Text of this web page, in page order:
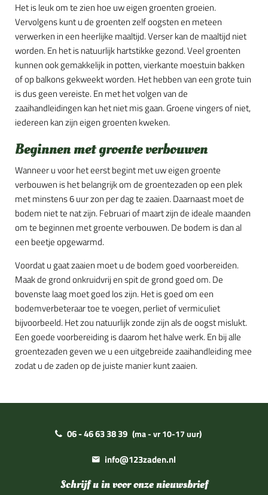
Het is leuk om te zien hoe uw eigen groenten groeien.
Vervolgens kunt u de groenten zelf oogsten en meteen
verwerken in een heerlijke maaltijd. Verser kan de maaltijd niet
worden. En het is natuurlijk hartstikke gezond. Veel groenten
kunnen ook gemakkelijk in potten, vierkante moestuin bakken
of op balkons gekweekt worden. Het hebben van een grote tuin
is dus geen vereiste. En met het volgen van de
zaaihandleidingen kan het niet mis gaan. Groene vingers of niet,
iedereen kan zijn eigen groenten kweken.
Beginnen met groente verbouwen
Wanneer u voor het eerst begint met uw eigen groente
verbouwen is het belangrijk om de groentezaden op een plek
met minstens 6 uur zon per dag te zaaien. Daarnaast moet de
bodem niet te nat zijn. Februari of maart zijn de ideale maanden
om te beginnen met groente verbouwen. De bodem is dan al
een beetje opgewarmd.
Voordat u gaat zaaien moet u de bodem goed voorbereiden.
Maak de grond onkruidvrij en spit de grond goed om. De
bovenste laag moet goed los zijn. Het is goed om een
bodemverbeteraar toe te voegen, perliet of vermiculiet
bijvoorbeeld. Het zou natuurlijk zonde zijn als de oogst mislukt.
Een goede voorbereiding is daarom het halve werk. En bij alle
groentezaden geven we u een uitgebreide zaaihandleiding mee
zodat u de zaden op de juiste manier kunt zaaien.
06 - 46 63 38 39 (ma - vr 10-17 uur)
info@123zaden.nl
Schrijf u in voor onze nieuwsbrief